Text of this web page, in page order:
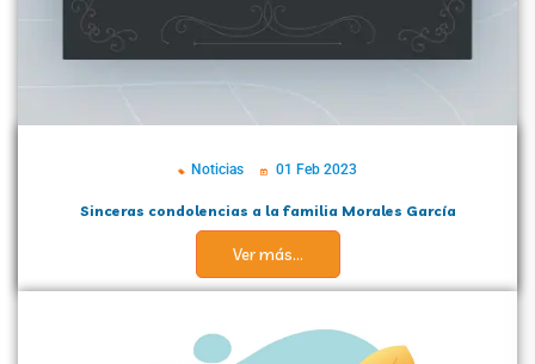
Noticias 01 Feb 2023
Sinceras condolencias a la familia Morales García
Ver más...